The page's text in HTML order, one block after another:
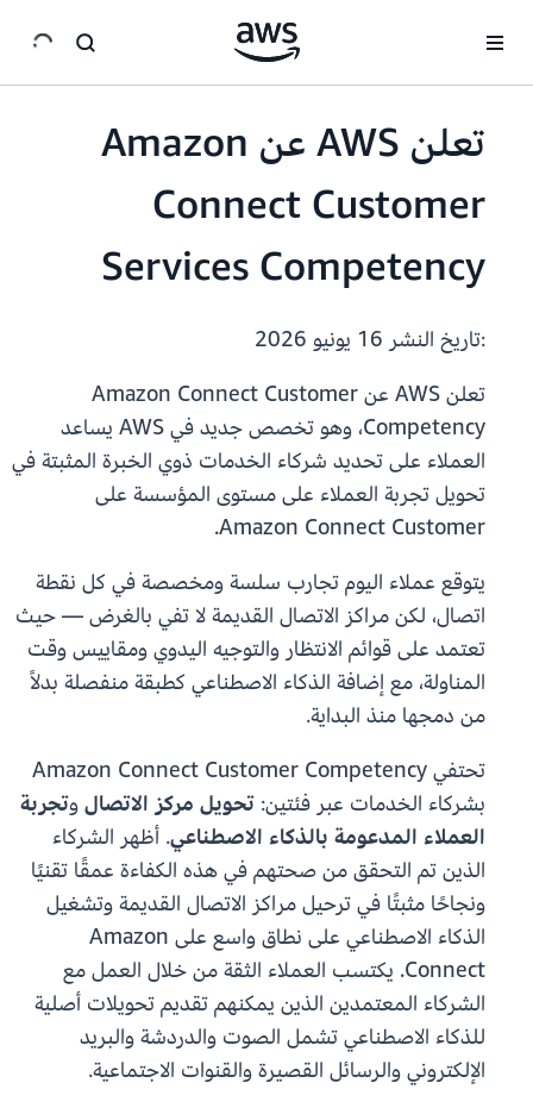
تعلن AWS عن Amazon
Connect Customer
Services Competency
:تاريخ النشر
تعلن AWS عن Amazon Connect Customer
Competency، وهو تخصص جديد في AWS يساعد
العملاء على تحديد شركاء الخدمات ذوي الخبرة المثبتة في
تحويل تجربة العملاء على مستوى المؤسسة على
Amazon Connect Customer.
يتوقع عملاء اليوم تجارب سلسة ومخصصة في كل نقطة
اتصال، لكن مراكز الاتصال القديمة لا تفي بالغرض — حيث
تعتمد على قوائم الانتظار والتوجيه اليدوي ومقاييس وقت
المناولة، مع إضافة الذكاء الاصطناعي كطبقة منفصلة بدلاً
من دمجها منذ البداية.
تحتفي Amazon Connect Customer Competency
بشركاء الخدمات عبر فئتين: تحويل مركز الاتصالوتجربة
العملاء المدعومة بالذكاء الاصطناعي. أظهر الشركاء
الذين تم التحقق من صحتهم في هذه الكفاءة عمقًا تقنيًا
ونجاحًا مثبتًا في ترحيل مراكز الاتصال القديمة وتشغيل
الذكاء الاصطناعي على نطاق واسع على Amazon
Connect. يكتسب العملاء الثقة من خلال العمل مع
الشركاء المعتمدين الذين يمكنهم تقديم تحويلات أصلية
للذكاء الاصطناعي تشمل الصوت والدردشة والبريد
الإلكتروني والرسائل القصيرة والقنوات الاجتماعية.